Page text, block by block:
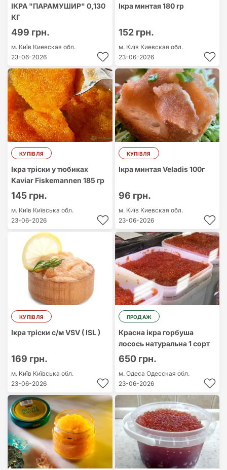
ІКРА "ПАРАМУШИР" 0,130
КГ
499 грн.
м. Київ Киевская обл.
23-06-2026
Ікра минтая 180 гр
152 грн.
м. Київ Киевская обл.
23-06-2026
КУПІВЛЯ
Ікра тріски у тюбиках
Kaviar Fiskemannen 185 гр
145 грн.
м. Київ Київська обл.
23-06-2026
КУПІВЛЯ
Ікра минтая Veladis 100г
96 грн.
м. Київ Киевская обл.
23-06-2026
КУПІВЛЯ
Ікра тріски с/м VSV ( ISL )
169 грн.
м. Київ Київська обл.
23-06-2026
ПРОДАЖ
Красна ікра горбуша
лосось натуральна 1 сорт
650 грн.
м. Одеса Одесская обл.
23-06-2026